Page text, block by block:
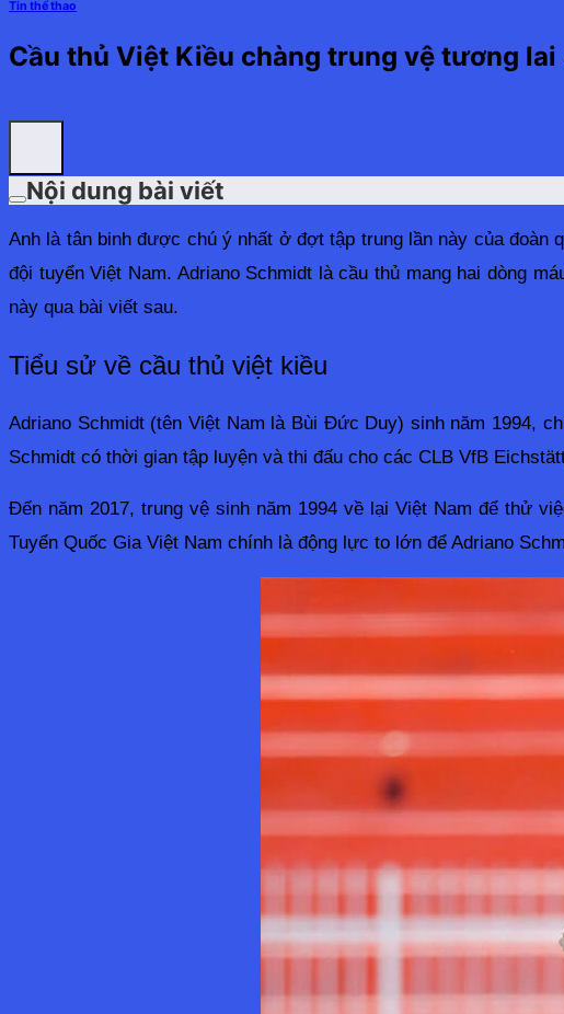
Tin thể thao
Cầu thủ Việt Kiều chàng trung vệ tương
Nội dung bài viết
Anh là tân binh được chú ý nhất ở đợt tập trung lần này của đoàn
đội tuyển Việt Nam. Adriano Schmidt là cầu thủ mang hai dòng
này qua bài viết sau.
Tiểu sử về cầu thủ việt kiều
Adriano Schmidt (tên Việt Nam là Bùi Đức Duy) sinh năm 1994,
Schmidt có thời gian tập luyện và thi đấu cho các CLB VfB
Đến năm 2017, trung vệ sinh năm 1994 về lại Việt Nam để thử
Tuyển Quốc Gia Việt Nam chính là động lực to lớn để Adriano